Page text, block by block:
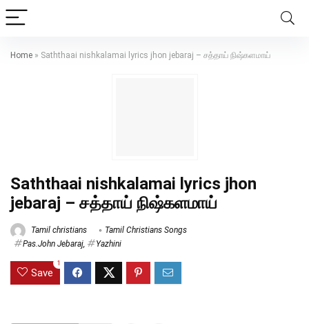
Home » Saththaai nishkalamai lyrics jhon jebaraj – சத்தாய் நிஷ்களமாய்
Saththaai nishkalamai lyrics jhon
jebaraj – சத்தாய் நிஷ்களமாய்
Tamil christians
Tamil Christians Songs
Pas.John Jebaraj, Yazhini
Save
1